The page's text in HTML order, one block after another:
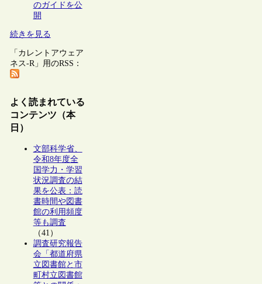
のガイドを公
開
続きを見る
「カレントアウェア
ネス-R」用のRSS：
よく読まれている
コンテンツ（本
日）
文部科学省、
令和8年度全
国学力・学習
状況調査の結
果を公表：読
書時間や図書
館の利用頻度
等も調査
（41）
調査研究報告
会「都道府県
立図書館と市
町村立図書館